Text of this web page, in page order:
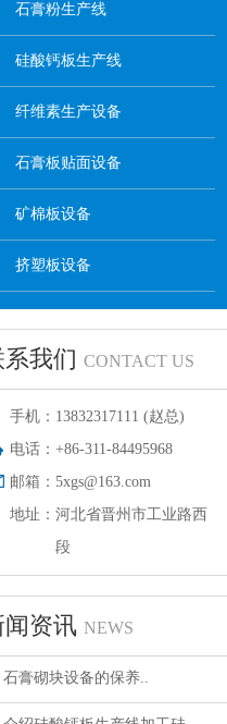
石膏粉生产线
硅酸钙板生产线
纤维素生产设备
石膏板贴面设备
矿棉板设备
挤塑板设备
我们 CONTACT US
手机： 13832317111 (赵总)
电话： +86-311-84495968
邮箱： 5xgs@163.com
地址： 河北省晋州市工业路西
段
闻资讯 NEWS
石膏砌块设备的保养..